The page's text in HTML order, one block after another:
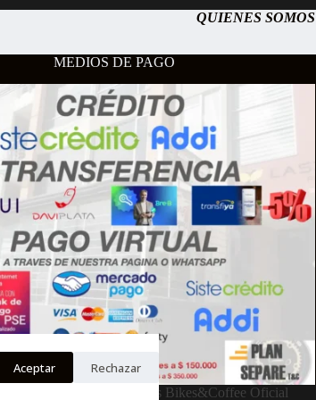
Aceptar Rechazar
QUIENES SOMOS
MEDIOS DE PAGO
Copyright © 2026 - Cardenas Bikes&Coffee Oficial